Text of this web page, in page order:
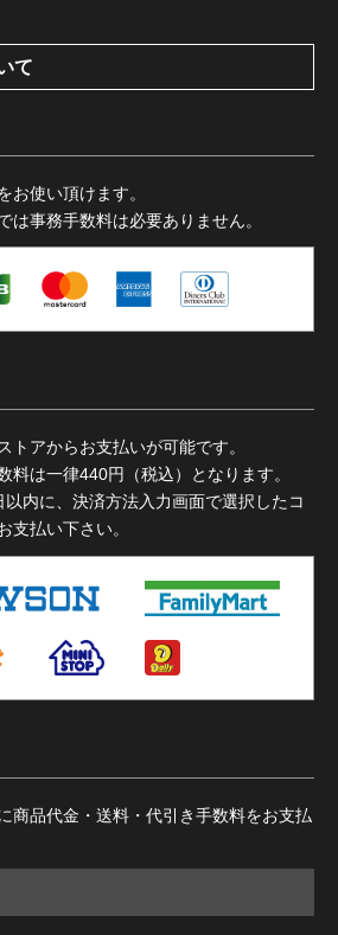
て
お使い頂けます。
は事務手数料は必要ありません。
トアからお支払いが可能です。
料は一律440円（税込）となります。
内に、決済方法入力画面で選択したコ
支払い下さい。
商品代金・送料・代引き手数料をお支払